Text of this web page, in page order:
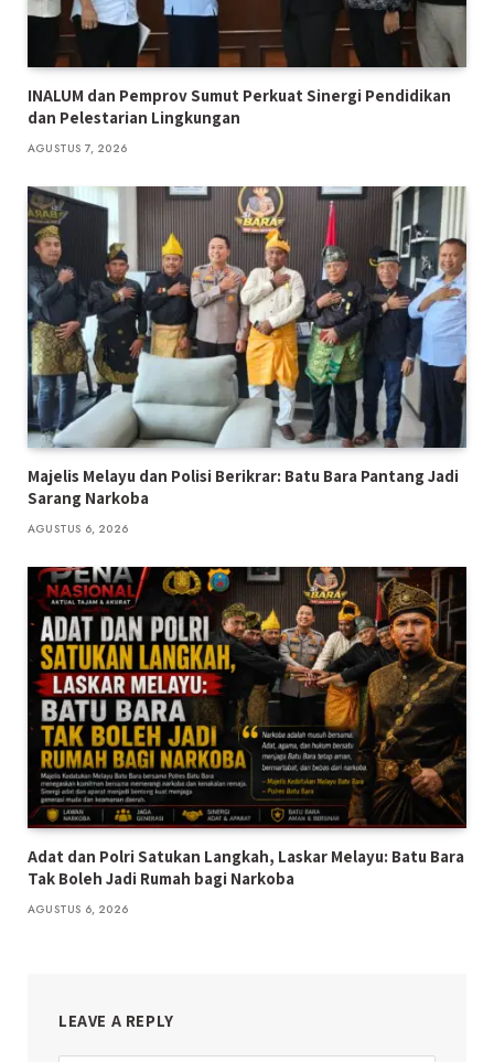
INALUM dan Pemprov Sumut Perkuat Sinergi Pendidikan
dan Pelestarian Lingkungan
AGUSTUS 7, 2026
Majelis Melayu dan Polisi Berikrar: Batu Bara Pantang Jadi
Sarang Narkoba
AGUSTUS 6, 2026
Adat dan Polri Satukan Langkah, Laskar Melayu: Batu Bara
Tak Boleh Jadi Rumah bagi Narkoba
AGUSTUS 6, 2026
LEAVE A REPLY